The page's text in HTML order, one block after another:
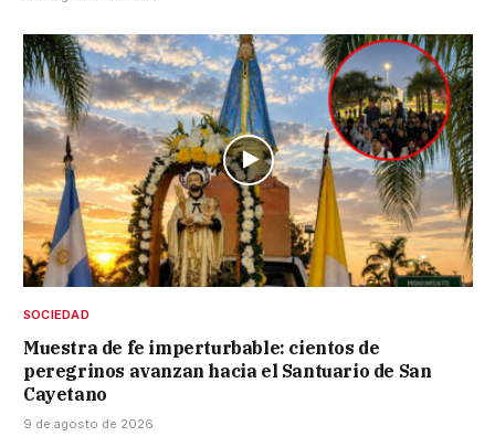
SOCIEDAD
Muestra de fe imperturbable: cientos de
peregrinos avanzan hacia el Santuario de San
Cayetano
9 de agosto de 2026